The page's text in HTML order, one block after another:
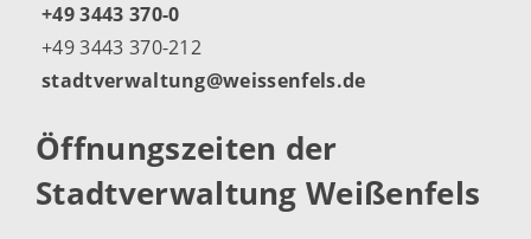
+49 3443 370-0
+49 3443 370-212
stadtverwaltung@weissenfels.de
Öffnungszeiten der
Stadtverwaltung Weißenfels